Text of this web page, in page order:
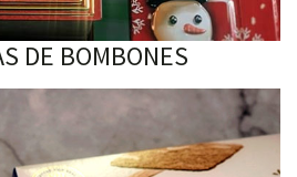
DE BOMBONES